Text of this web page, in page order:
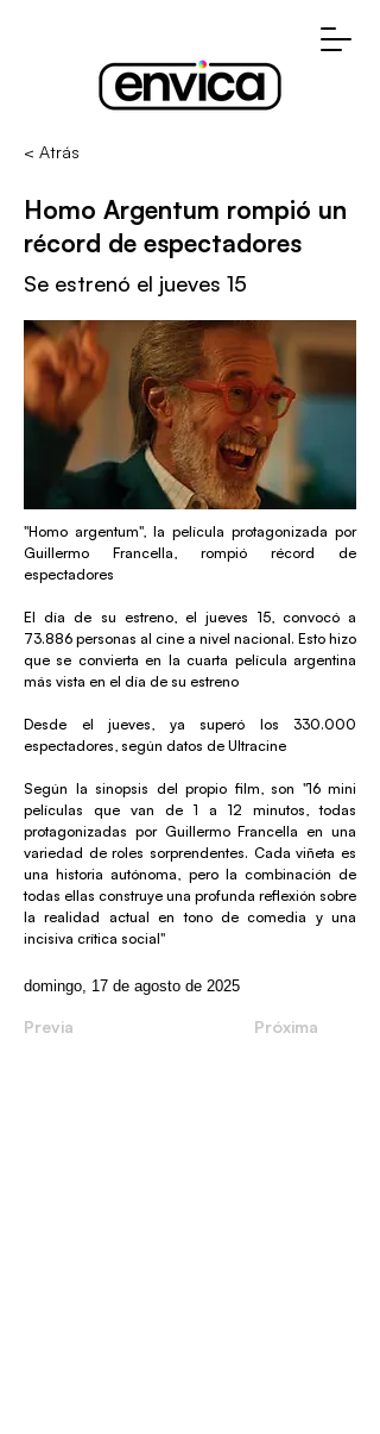
< Atrás
Homo Argentum rompió un
récord de espectadores
Se estrenó el jueves 15
"Homo argentum", la película protagonizada por
Guillermo Francella, rompió récord de
espectadores
El día de su estreno, el jueves 15, convocó a
73.886 personas al cine a nivel nacional. Esto hizo
que se convierta en la cuarta película argentina
más vista en el día de su estreno
Desde el jueves, ya superó los 330.000
espectadores, según datos de Ultracine
Según la sinopsis del propio film, son "16 mini
películas que van de 1 a 12 minutos, todas
protagonizadas por Guillermo Francella en una
variedad de roles sorprendentes. Cada viñeta es
una historia autónoma, pero la combinación de
todas ellas construye una profunda reflexión sobre
la realidad actual en tono de comedia y una
incisiva crítica social"
domingo, 17 de agosto de 2025
Previa Próxima